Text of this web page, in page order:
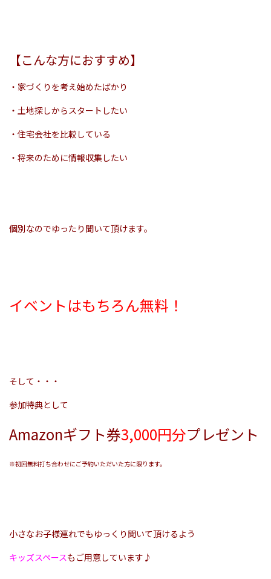
【こんな方におすすめ】
・家づくりを考え始めたばかり
・土地探しからスタートしたい
・住宅会社を比較している
・将来のために情報収集したい
個別なのでゆったり聞いて頂けます。
イベントはもちろん無料！
そして・・・
参加特典として
Amazonギフト券3,000円分プレゼント
※初回無料打ち合わせにご予約いただいた方に限ります。
小さなお子様連れでもゆっくり聞いて頂けるよう
キッズスペースもご用意しています♪